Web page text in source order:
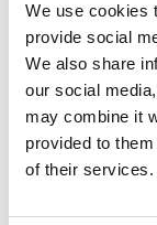
We use cookies
provide social
We also share
our social
may combine it
provided to
of their services.
Konferens-ID:
För att ta del av
via samma länk
Dokument